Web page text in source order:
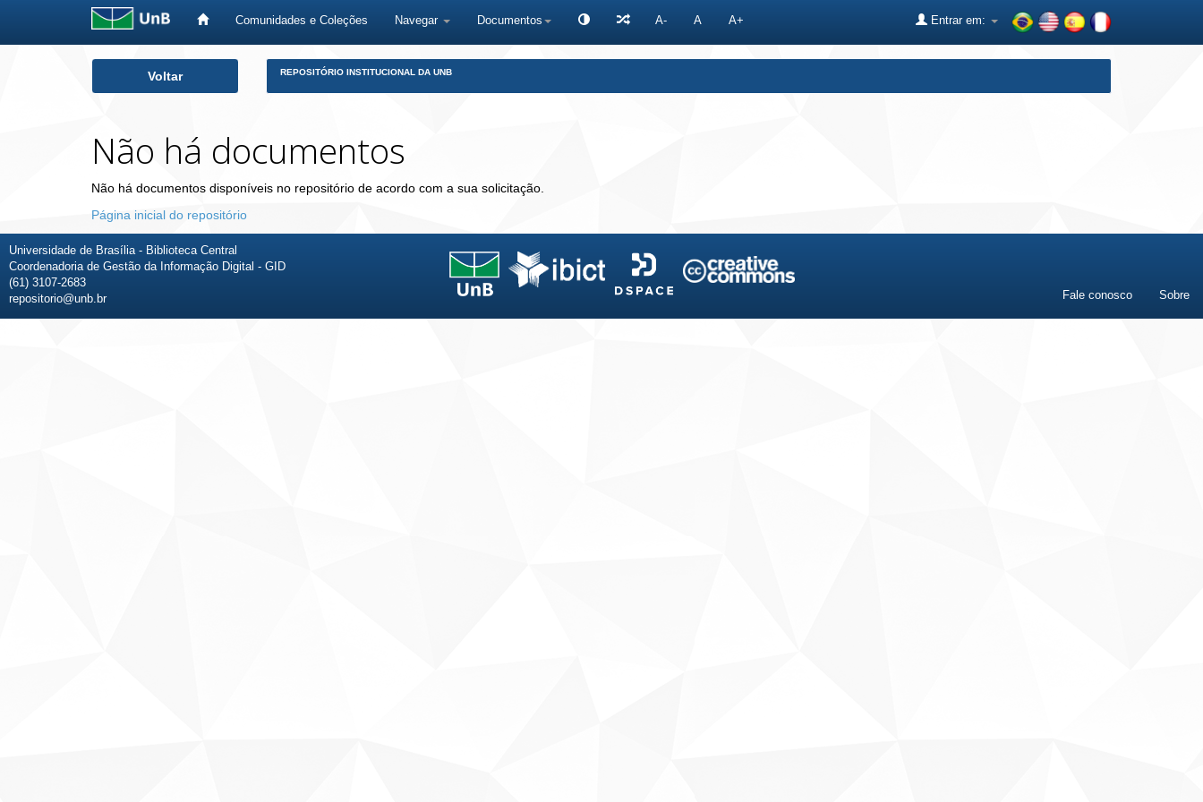
Comunidades e Coleções Navegar Documentos A- A A+ Entrar em:
Voltar REPOSITÓRIO INSTITUCIONAL DA UNB
Não há documentos
Não há documentos disponíveis no repositório de acordo com a sua solicitação.
Página inicial do repositório
Universidade de Brasília - Biblioteca Central
Coordenadoria de Gestão da Informação Digital - GID
(61) 3107-2683
repositorio@unb.br
Fale conosco Sobre